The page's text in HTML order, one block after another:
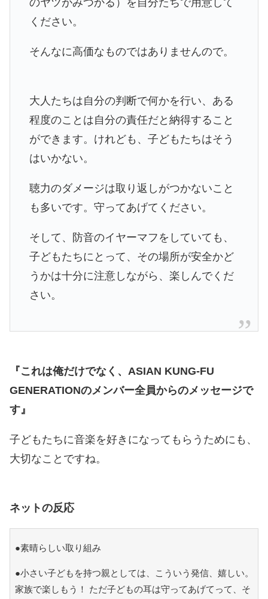
のヤツがみつかる）を自分たちで用意して
ください。
そんなに高価なものではありませんので。
大人たちは自分の判断で何かを行い、ある
程度のことは自分の責任だと納得すること
ができます。けれども、子どもたちはそう
はいかない。
聴力のダメージは取り返しがつかないこと
も多いです。守ってあげてください。
そして、防音のイヤーマフをしていても、
子どもたちにとって、その場所が安全かど
うかは十分に注意しながら、楽しんでくだ
さい。
『これは俺だけでなく、ASIAN KUNG-FU
GENERATIONのメンバー全員からのメッセージで
す』
子どもたちに音楽を好きになってもらうためにも、
大切なことですね。
ネットの反応
●素晴らしい取り組み
●小さい子どもを持つ親としては、こういう発信、嬉しい。
家族で楽しもう！ ただ子どもの耳は守ってあげてって、そ